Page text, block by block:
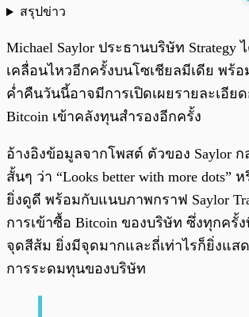
สรุปข่าว
Michael Saylor ประธานบริษัท Strategy
เคลื่อนไหวอีกครั้งบนโซเชียลมีเดีย พร้
ค่ำคืนวันนี้อาจมีการเปิดเผยรายละเอีย
Bitcoin เข้าคลังทุนสำรองอีกครั้ง
อ้างอิงข้อมูลจากโพสต์ ตัวของ Saylor
สั้นๆ ว่า “Looks better with more dots”
ยิ่งดูดี พร้อมกับแนบภาพกราฟ Saylor
การเข้าซื้อ Bitcoin ของบริษัท ซึ่งทุกครั้
จุดสีส้ม ยิ่งมีจุดมากและถี่เท่าไรก็ยิ่งแส
การระดมทุนของบริษัท